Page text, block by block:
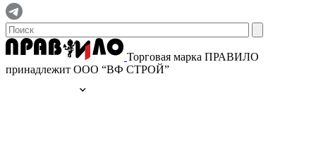
Торговая марка ПРАВИЛО
принадлежит ООО “ВФ СТРОЙ”